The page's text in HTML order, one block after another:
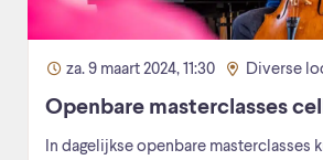
za. 9 maart 2024, 11:30 Diverse
Openbare masterclasses
In dagelijkse openbare masterclasses